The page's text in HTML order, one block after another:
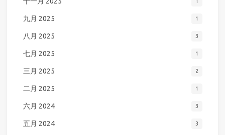
九月 2025 1
八月 2025 3
七月 2025 1
三月 2025 2
二月 2025 1
六月 2024 3
五月 2024 3